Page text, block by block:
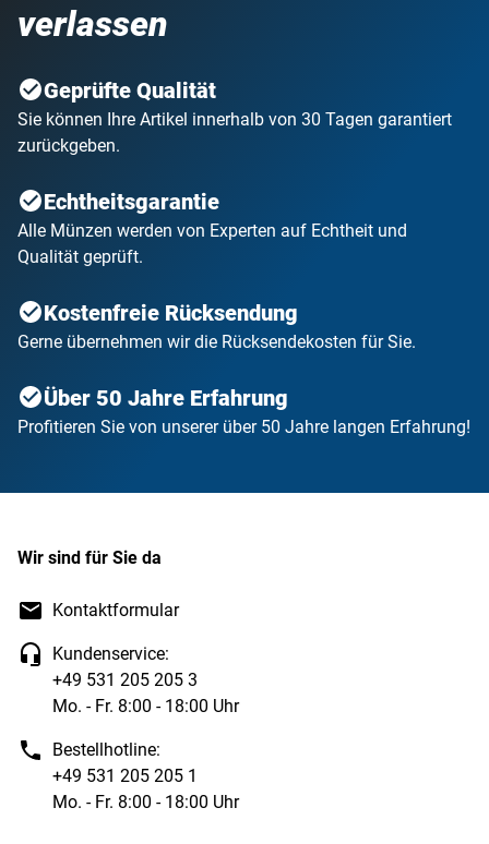
verlassen
Geprüfte Qualität
Sie können Ihre Artikel innerhalb von 30 Tagen garantiert
zurückgeben.
Echtheitsgarantie
Alle Münzen werden von Experten auf Echtheit und
Qualität geprüft.
Kostenfreie Rücksendung
Gerne übernehmen wir die Rücksendekosten für Sie.
Über 50 Jahre Erfahrung
Profitieren Sie von unserer über 50 Jahre langen Erfahrung!
Wir sind für Sie da
Kontaktformular
Kundenservice:
+49 531 205 205 3
Mo. - Fr. 8:00 - 18:00 Uhr
Bestellhotline:
+49 531 205 205 1
Mo. - Fr. 8:00 - 18:00 Uhr